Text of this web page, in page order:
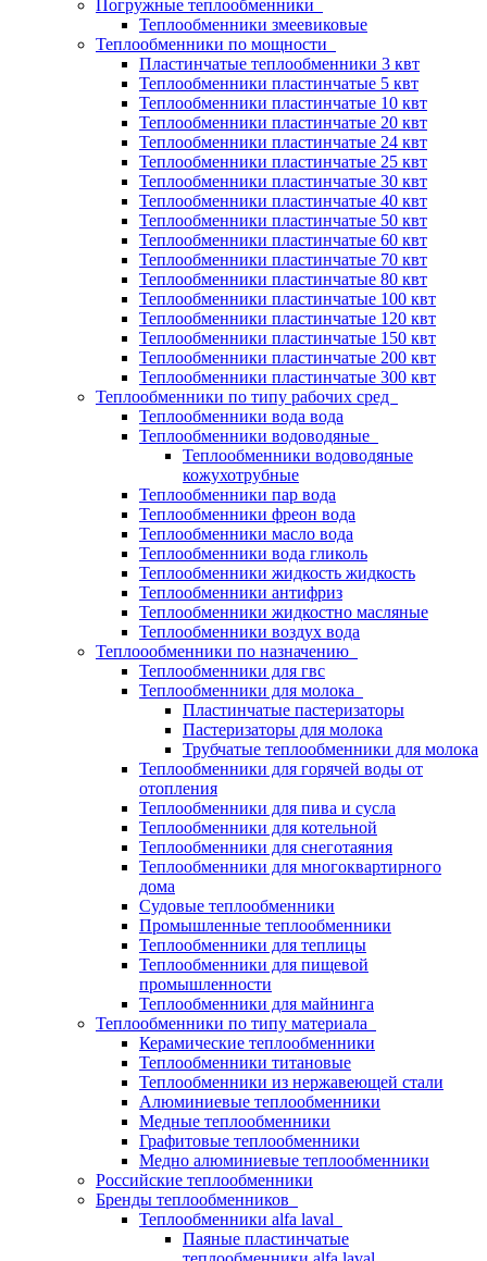
Погружные теплообменники
Теплообменники змеевиковые
Теплообменники по мощности
Пластинчатые теплообменники 3 квт
Теплообменники пластинчатые 5 квт
Теплообменники пластинчатые 10 квт
Теплообменники пластинчатые 20 квт
Теплообменники пластинчатые 24 квт
Теплообменники пластинчатые 25 квт
Теплообменники пластинчатые 30 квт
Теплообменники пластинчатые 40 квт
Теплообменники пластинчатые 50 квт
Теплообменники пластинчатые 60 квт
Теплообменники пластинчатые 70 квт
Теплообменники пластинчатые 80 квт
Теплообменники пластинчатые 100 квт
Теплообменники пластинчатые 120 квт
Теплообменники пластинчатые 150 квт
Теплообменники пластинчатые 200 квт
Теплообменники пластинчатые 300 квт
Теплообменники по типу рабочих сред
Теплообменники вода вода
Теплообменники водоводяные
Теплообменники водоводяные
кожухотрубные
Теплообменники пар вода
Теплообменники фреон вода
Теплообменники масло вода
Теплообменники вода гликоль
Теплообменники жидкость жидкость
Теплообменники антифриз
Теплообменники жидкостно масляные
Теплообменники воздух вода
Теплоообменники по назначению
Теплообменники для гвс
Теплообменники для молока
Пластинчатые пастеризаторы
Пастеризаторы для молока
Трубчатые теплообменники для молока
Теплообменники для горячей воды от
отопления
Теплообменники для пива и сусла
Теплообменники для котельной
Теплообменники для снеготаяния
Теплообменники для многоквартирного
дома
Судовые теплообменники
Промышленные теплообменники
Теплообменники для теплицы
Теплообменники для пищевой
промышленности
Теплообменники для майнинга
Теплообменники по типу материала
Керамические теплообменники
Теплообменники титановые
Теплообменники из нержавеющей стали
Алюминиевые теплообменники
Медные теплообменники
Графитовые теплообменники
Медно алюминиевые теплообменники
Российские теплообменники
Бренды теплообменников
Теплообменники alfa laval
Паяные пластинчатые